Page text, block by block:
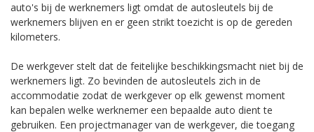
auto's bij de werknemers ligt omdat de autosleutels bij de
werknemers blijven en er geen strikt toezicht is op de gereden
kilometers.
De werkgever stelt dat de feitelijke beschikkingsmacht niet bij de
werknemers ligt. Zo bevinden de autosleutels zich in de
accommodatie zodat de werkgever op elk gewenst moment
kan bepalen welke werknemer een bepaalde auto dient te
gebruiken. Een projectmanager van de werkgever, die toegang